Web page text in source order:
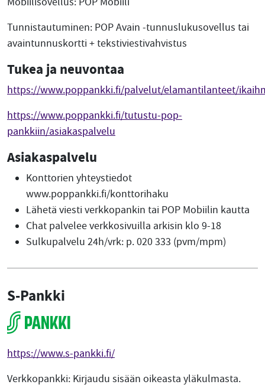
Tunnistautuminen: POP Avain -tunnuslukusovellus tai
avaintunnuskortti + tekstiviestivahvistus
Tukea ja neuvontaa
https://www.poppankki.fi/palvelut/elamantilanteet/
https://www.poppankki.fi/tutustu-pop-
pankkiin/asiakaspalvelu
Asiakaspalvelu
Konttorien yhteystiedot
www.poppankki.fi/konttorihaku
Lähetä viesti verkkopankin tai POP Mobiilin kautta
Chat palvelee verkkosivuilla arkisin klo 9-18
Sulkupalvelu 24h/vrk: p. 020 333 (pvm/mpm)
S-Pankki
https://www.s-pankki.fi/
Verkkopankki: Kirjaudu sisään oikeasta yläkulmasta.